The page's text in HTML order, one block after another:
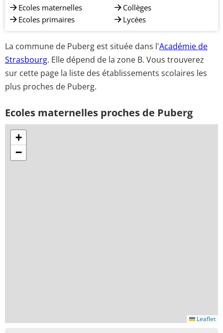
Ecoles maternelles
Ecoles primaires
Collèges
Lycées
La commune de Puberg est située dans l'Académie de
Strasbourg. Elle dépend de la zone B. Vous trouverez
sur cette page la liste des établissements scolaires les
plus proches de Puberg.
Ecoles maternelles proches de Puberg
+
−
Leaflet